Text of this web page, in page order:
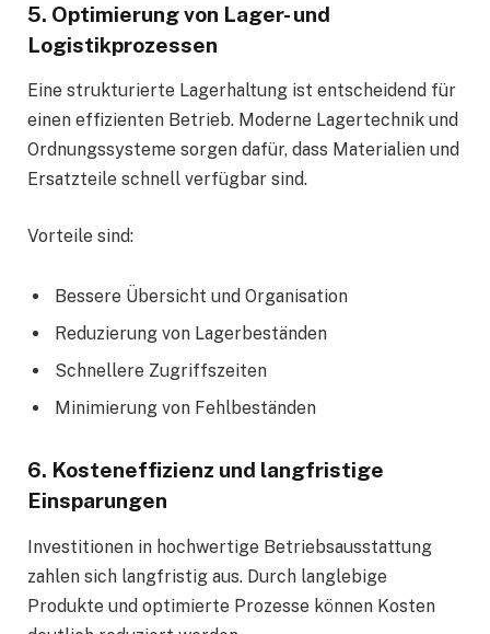
5. Optimierung von Lager- und
Logistikprozessen
Eine strukturierte Lagerhaltung ist entscheidend für
einen effizienten Betrieb. Moderne Lagertechnik und
Ordnungssysteme sorgen dafür, dass Materialien und
Ersatzteile schnell verfügbar sind.
Vorteile sind:
Bessere Übersicht und Organisation
Reduzierung von Lagerbeständen
Schnellere Zugriffszeiten
Minimierung von Fehlbeständen
6. Kosteneffizienz und langfristige
Einsparungen
Investitionen in hochwertige Betriebsausstattung
zahlen sich langfristig aus. Durch langlebige
Produkte und optimierte Prozesse können Kosten